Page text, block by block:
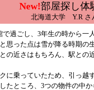
New!部屋探し体
北海道大学 Y.R さ
過ごし、3年生の時から一
思った点は雪が降る時期の
の近さはもちろん、駅との
に乗っていたため、引っ越
たところ、3つの物件の中